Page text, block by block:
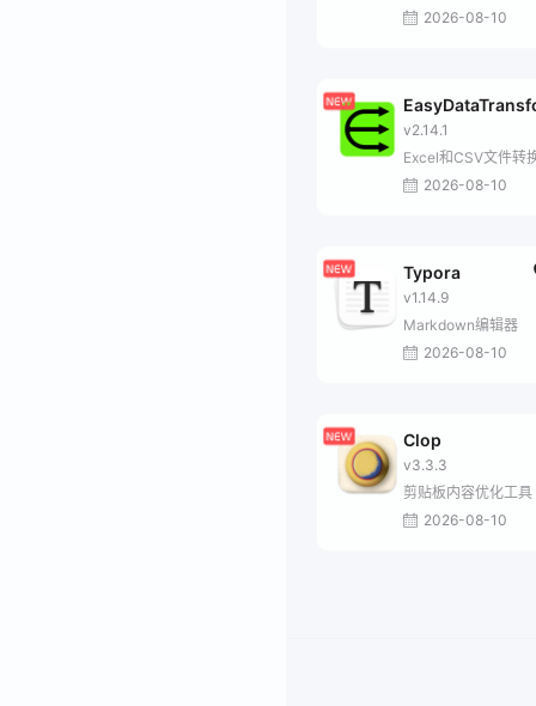
2026-08-10
v2.14.1
Excel和CSV文件转
2026-08-10
Typora
v1.14.9
Markdown编辑器
2026-08-10
Clop
v3.3.3
剪贴板内容优化工具
2026-08-10